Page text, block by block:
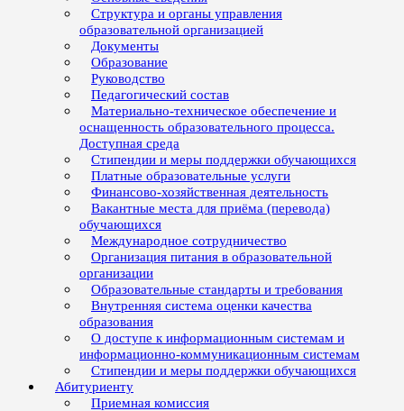
Структура и органы управления
образовательной организацией
Документы
Образование
Руководство
Педагогический состав
Материально-техническое обеспечение и
оснащенность образовательного процесса.
Доступная среда
Стипендии и меры поддержки обучающихся
Платные образовательные услуги
Финансово-хозяйственная деятельность
Вакантные места для приёма (перевода)
обучающихся
Международное сотрудничество
Организация питания в образовательной
организации
Образовательные стандарты и требования
Внутренняя система оценки качества
образования
О доступе к информационным системам и
информационно-коммуникационным системам
Стипендии и меры поддержки обучающихся
Абитуриенту
Приемная комиссия